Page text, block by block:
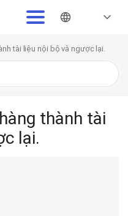
tài liệu nội bộ và ngược lại.
thành tài
lại.